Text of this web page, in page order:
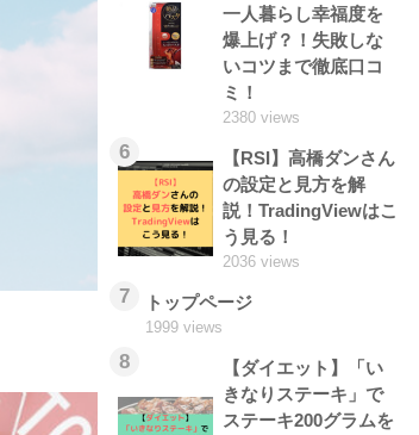
一人暮らし幸福度を
爆上げ？！失敗しな
いコツまで徹底口コ
ミ！
2380 views
6
【RSI】高橋ダンさん
の設定と見方を解
説！TradingViewはこ
う見る！
2036 views
7 トップページ
1999 views
8
【ダイエット】「い
きなりステーキ」で
ステーキ200グラムを